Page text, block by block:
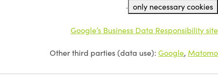
.
Google’s Business Data Responsibility site
Other third parties (data use): Google, Matomo